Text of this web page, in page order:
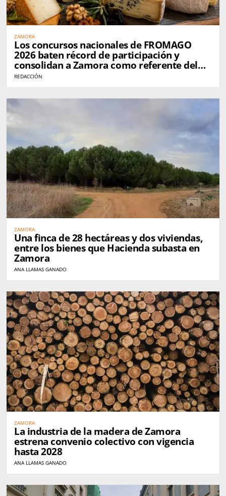
ZAMORA
Los concursos nacionales de FROMAGO
2026 baten récord de participación y
consolidan a Zamora como referente del
queso en España
REDACCIÓN
ZAMORA
Una finca de 28 hectáreas y dos viviendas,
entre los bienes que Hacienda subasta en
Zamora
ANA LLAMAS GANADO
ZAMORA
La industria de la madera de Zamora
estrena convenio colectivo con vigencia
hasta 2028
ANA LLAMAS GANADO